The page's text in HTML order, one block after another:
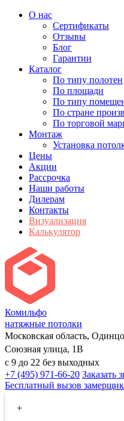
О нас
Сертификаты
Отзывы
Блог
Гарантии
Каталог
По типу полотен
По площади
По типу
По стране
По торговой
Монтаж
Установка
Цены
Акции
Рассрочка
Наши работы
Дилерам
Контакты
Визуализация
Калькулятор
Комильфо
натяжные потолки
Московская область,
Союзная улица, 1В
с 9 до 22 без выходных
+7 (495) 971-66-20 Заказать
Бесплатный вызов
+